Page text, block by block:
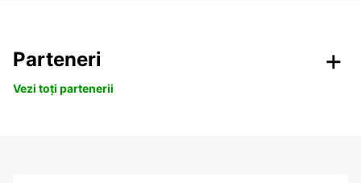
Parteneri
Vezi toți partenerii